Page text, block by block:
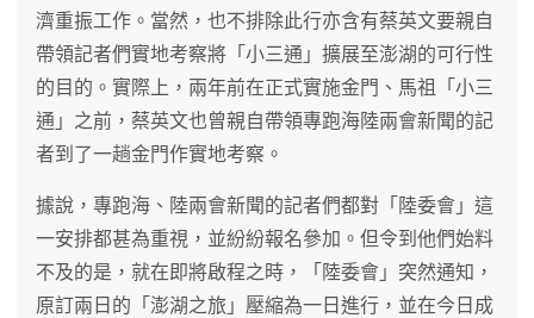
濟重振工作。當然，也不排除此行亦含有蔡英文要親自
帶領記者們實地考察將「小三通」擴展至澎湖的可行性
的目的。實際上，兩年前在正式實施金門、馬祖「小三
通」之前，蔡英文也曾親自帶領專跑海陸兩會新聞的記
者到了一趟金門作實地考察。
據說，專跑海、陸兩會新聞的記者們都對「陸委會」這
一安排都甚為重視，並紛紛報名參加。但令到他們始料
不及的是，就在即將啟程之時，「陸委會」突然通知，
原訂兩日的「澎湖之旅」壓縮為一日進行，並在今日成